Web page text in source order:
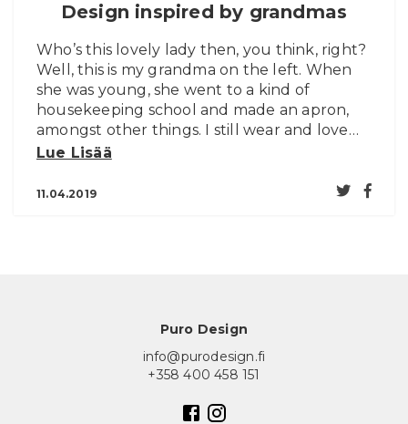
Design inspired by grandmas
Who’s this lovely lady then, you think, right?
Well, this is my grandma on the left. When
she was young, she went to a kind of
housekeeping school and made an apron,
amongst other things. I still wear and love…
Lue Lisää
11.04.2019
Puro Design
info@purodesign.fi
+358 400 458 151